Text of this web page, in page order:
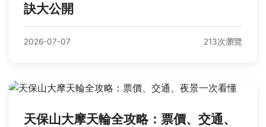
訣大公開
2026-07-07 213次瀏覽
天保山大摩天輪全攻略：票價、交通、